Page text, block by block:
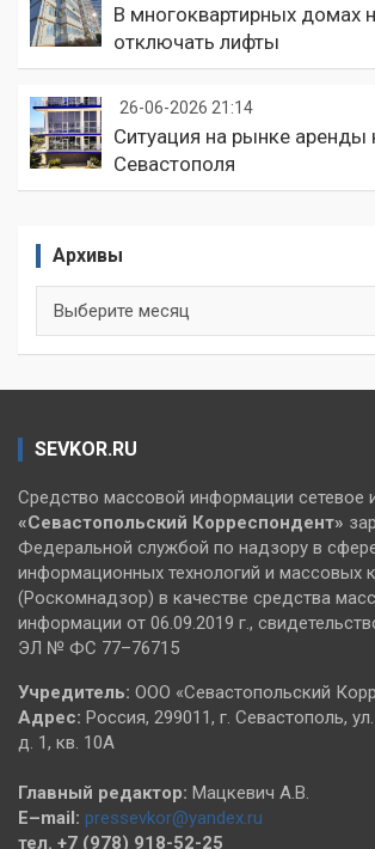
В многоквартирных домах
отключать лифты
26-06-2026 21:14
Ситуация на рынке
Севастополя
Архивы
SEVKOR.RU
Средство массовой информации сетевое
«Севастопольский Корреспондент»
Федеральной службой по надзору в
информационных технологий и массовых
(Роскомнадзор) в качестве средства
информации от 06.09.2019 г.,
ЭЛ № ФС 77–76715
Учредитель: ООО «Севастопольский
Адрес: Россия, 299011, г. Севастополь,
д. 1, кв. 10А
Главный редактор: Мацкевич А.В.
E–mail: pressevkor@yandex.ru
тел. +7 (978) 918-52-25